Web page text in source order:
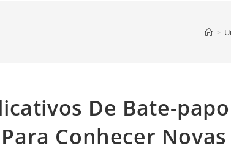
>
De Bate-
Conhecer Novas